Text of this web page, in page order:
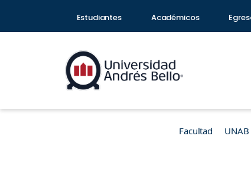
Estudiantes Académicos
Facultad